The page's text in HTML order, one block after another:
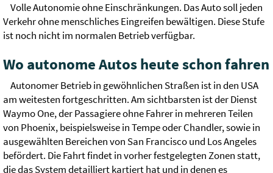
Volle Autonomie ohne Einschränkungen. Das Auto soll jeden
Verkehr ohne menschliches Eingreifen bewältigen. Diese Stufe
ist noch nicht im normalen Betrieb verfügbar.
Wo autonome Autos heute schon fahren
Autonomer Betrieb in gewöhnlichen Straßen ist in den USA
am weitesten fortgeschritten. Am sichtbarsten ist der Dienst
Waymo One, der Passagiere ohne Fahrer in mehreren Teilen
von Phoenix, beispielsweise in Tempe oder Chandler, sowie in
ausgewählten Bereichen von San Francisco und Los Angeles
befördert. Die Fahrt findet in vorher festgelegten Zonen statt,
die das System detailliert kartiert hat und in denen es